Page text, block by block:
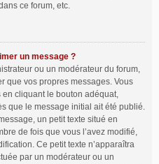
ce forum, etc.
un message ?
ou un modérateur du forum,
que vos propres messages. Vous
cliquant le bouton adéquat,
que le message initial ait été publié.
un petit texte situé en
de fois que vous l’avez modifié,
Ce petit texte n’apparaîtra
par un modérateur ou un